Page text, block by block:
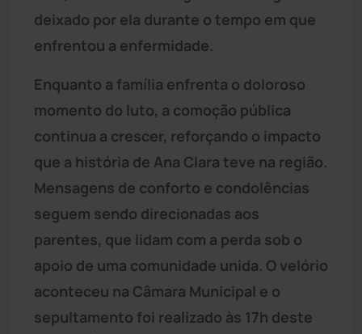
deixado por ela durante o tempo em que
enfrentou a enfermidade.
Enquanto a família enfrenta o doloroso
momento do luto, a comoção pública
continua a crescer, reforçando o impacto
que a história de Ana Clara teve na região.
Mensagens de conforto e condolências
seguem sendo direcionadas aos
parentes, que lidam com a perda sob o
apoio de uma comunidade unida. O velório
aconteceu na Câmara Municipal e o
sepultamento foi realizado às 17h deste